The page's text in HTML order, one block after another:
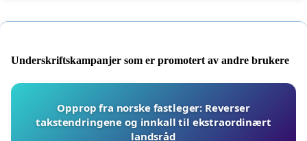
Underskriftskampanjer som er promotert av andre brukere
Opprop fra norske fastleger: Reverser
takstendringene og innkall til ekstraordinært
landsråd